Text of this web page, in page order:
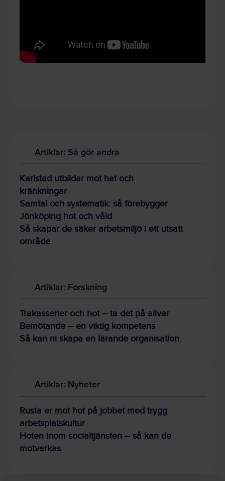
Artiklar: Så gör andra
Karlstad utbildar mot hat och
kränkningar
Samtal och systematik: så förebygger
Jönköping hot och våld
Så skapar de säker arbetsmiljö i ett utsatt
område
Artiklar: Forskning
Trakasserier och hot – ta det på allvar
Bemötande – en viktig kompetens
Så kan ni skapa en lärande organisation
Artiklar: Nyheter
Rusta er mot hot på jobbet med trygg
arbetsplatskultur
Hoten inom socialtjänsten – så kan de
motverkas